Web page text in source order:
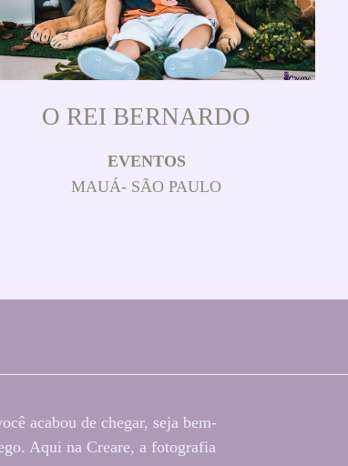
O REI BERNARDO
EVENTOS
MAUÁ- SÃO PAULO
acabou de chegar, seja bem-
Aqui na Creare, a fotografia